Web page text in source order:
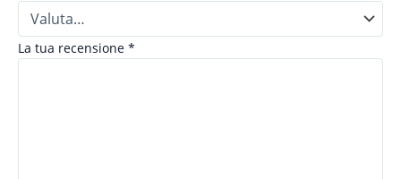
La tua recensione *